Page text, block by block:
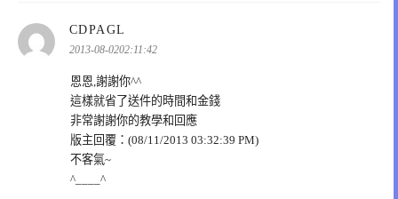
CDPAGL
示:
2013-08-0202:11:42
恩恩,謝謝你^^
這樣就省了送件的時間和金錢
非常謝謝你的教學和回應
版主回覆：(08/11/2013 03:32:39 PM)
不客氣~
^____^